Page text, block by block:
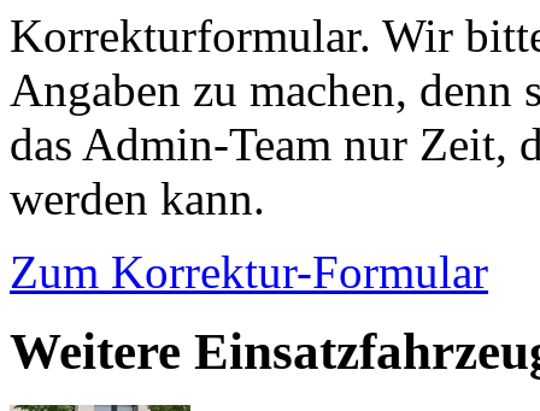
Korrekturformular. Wir
Angaben zu machen,
das Admin-Team nur Zeit,
werden kann.
Zum Korrektur-Formular
Weitere